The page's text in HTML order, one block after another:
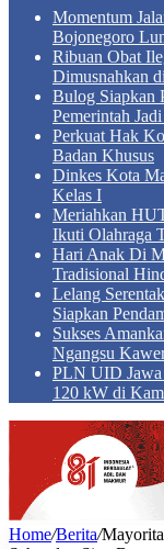
Momentum
Bojonegoro
Ribuan Obat
Dimusnahkan
Bulog Siapkan
Pemerintah
Perkuat Hak
Badan Khusus
Dinkes Kota
Kelas I
Meriahkan
Ikuti Olahraga
Hari Anak Di
Tradisional
Lelang
Siapkan
Sukses
Ngangsu
PLN UID
120 kW di
Home/Berita/